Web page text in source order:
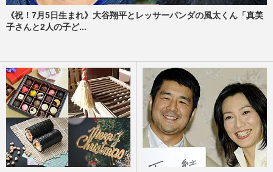
《祝！7月5日生まれ》大谷翔平とレッサーパンダの風太くん「真美
子さんと2人の子ど...